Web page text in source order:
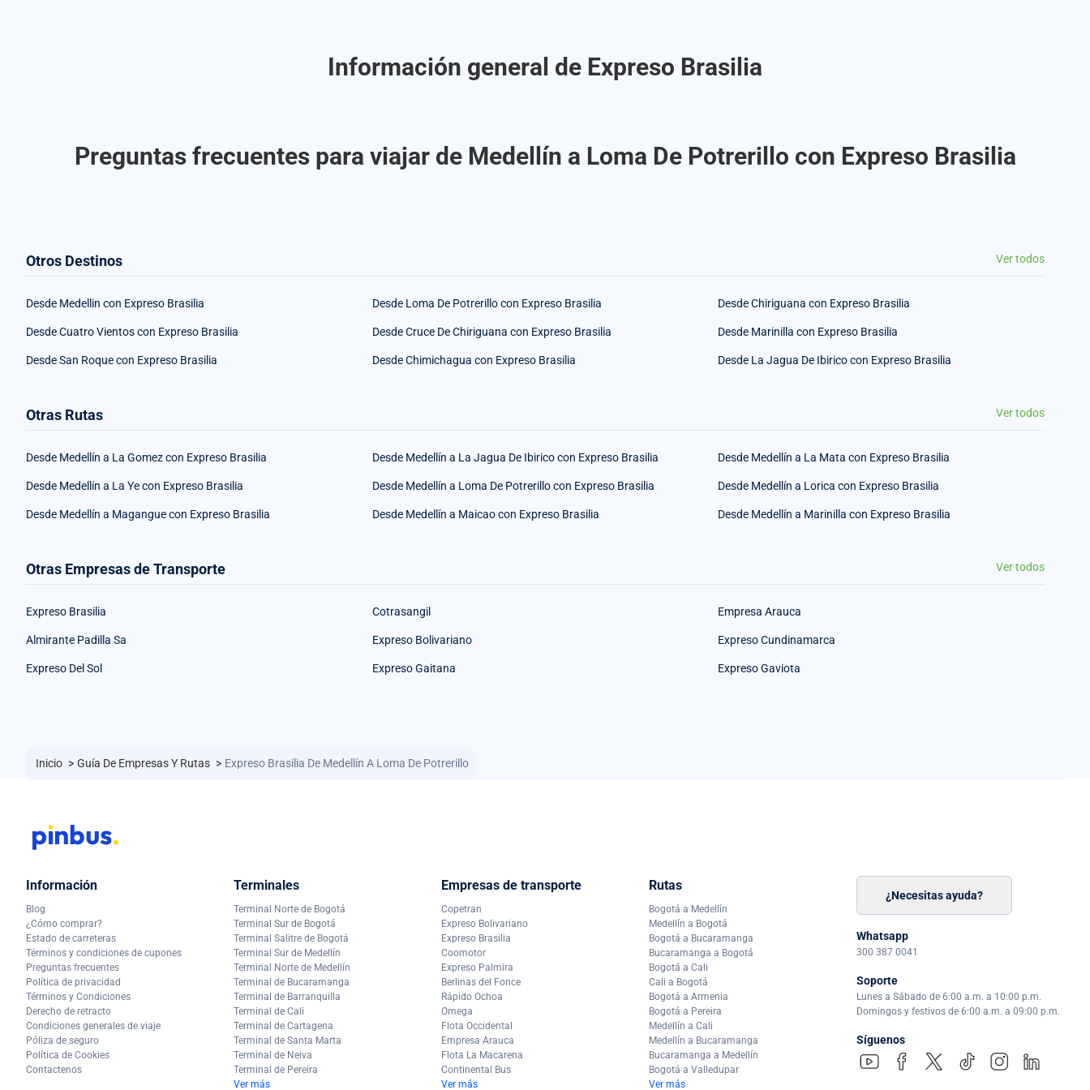
Información general de Expreso Brasilia
Preguntas frecuentes para viajar de Medellín a Loma De Potrerillo con Expreso Brasilia
Otros Destinos Ver todos
Desde Medellin con Expreso Brasilia Desde Loma De Potrerillo con Expreso Brasilia Desde Chiriguana con Expreso Brasilia
Desde Cuatro Vientos con Expreso Brasilia Desde Cruce De Chiriguana con Expreso Brasilia Desde Marinilla con Expreso Brasilia
Desde San Roque con Expreso Brasilia Desde Chimichagua con Expreso Brasilia Desde La Jagua De Ibirico con Expreso Brasilia
Otras Rutas Ver todos
Desde Medellín a La Gomez con Expreso Brasilia Desde Medellín a La Jagua De Ibirico con Expreso Brasilia Desde Medellín a La Mata con Expreso Brasilia
Desde Medellín a La Ye con Expreso Brasilia Desde Medellín a Loma De Potrerillo con Expreso Brasilia Desde Medellín a Lorica con Expreso Brasilia
Desde Medellín a Magangue con Expreso Brasilia Desde Medellín a Maicao con Expreso Brasilia Desde Medellín a Marinilla con Expreso Brasilia
Otras Empresas de Transporte Ver todos
Expreso Brasilia Cotrasangil Empresa Arauca
Almirante Padilla Sa Expreso Bolivariano Expreso Cundinamarca
Expreso Del Sol Expreso Gaitana Expreso Gaviota
Inicio > Guía De Empresas Y Rutas > Expreso Brasilia De Medellín A Loma De Potrerillo
Información
Blog
¿Cómo comprar?
Estado de carreteras
Términos y condiciones de cupones
Preguntas frecuentes
Política de privacidad
Términos y Condiciones
Derecho de retracto
Condiciones generales de viaje
Póliza de seguro
Política de Cookies
Contactenos
Terminales
Terminal Norte de Bogotá
Terminal Sur de Bogotá
Terminal Salitre de Bogotá
Terminal Sur de Medellín
Terminal Norte de Medellín
Terminal de Bucaramanga
Terminal de Barranquilla
Terminal de Cali
Terminal de Cartagena
Terminal de Santa Marta
Terminal de Neiva
Terminal de Pereira
Ver más
Empresas de transporte
Copetran
Expreso Bolivariano
Expreso Brasilia
Coomotor
Expreso Palmira
Berlinas del Fonce
Rápido Ochoa
Omega
Flota Occidental
Empresa Arauca
Flota La Macarena
Continental Bus
Ver más
Rutas
Bogotá a Medellín
Medellín a Bogotá
Bogotá a Bucaramanga
Bucaramanga a Bogotá
Bogotá a Cali
Cali a Bogotá
Bogotá a Armenia
Bogotá a Pereira
Medellín a Cali
Medellín a Bucaramanga
Bucaramanga a Medellín
Bogotá a Valledupar
Ver más
¿Necesitas ayuda?
Whatsapp
300 387 0041
Soporte
Lunes a Sábado de 6:00 a.m. a 10:00 p.m.
Domingos y festivos de 6:00 a.m. a 09:00 p.m.
Síguenos